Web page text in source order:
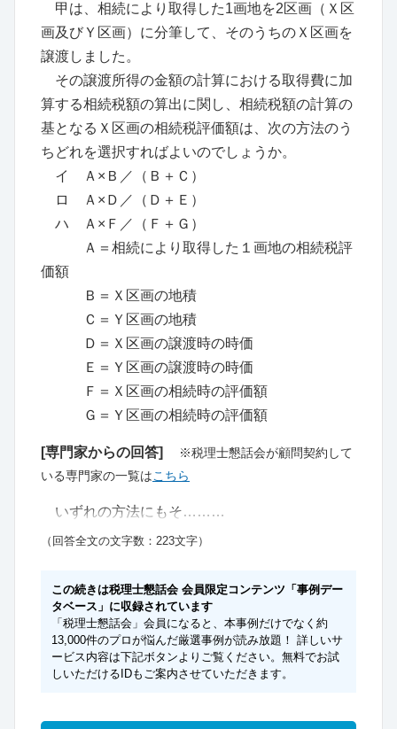
甲は、相続により取得した1画地を2区画（Ｘ区
画及びＹ区画）に分筆して、そのうちのＸ区画を
譲渡しました。
その譲渡所得の金額の計算における取得費に加
算する相続税額の算出に関し、相続税額の計算の
基となるＸ区画の相続税評価額は、次の方法のう
ちどれを選択すればよいのでしょうか。
イ Ａ×Ｂ／（Ｂ＋Ｃ）
ロ Ａ×Ｄ／（Ｄ＋Ｅ）
ハ Ａ×Ｆ／（Ｆ＋Ｇ）
Ａ＝相続により取得した１画地の相続税評
価額
Ｂ＝Ｘ区画の地積
Ｃ＝Ｙ区画の地積
Ｄ＝Ｘ区画の譲渡時の時価
Ｅ＝Ｙ区画の譲渡時の時価
Ｆ＝Ｘ区画の相続時の評価額
Ｇ＝Ｙ区画の相続時の評価額
[専門家からの回答]
※税理士懇話会が顧問契約して
いる専門家の一覧はこちら
いずれの方法にもそ………
（回答全文の文字数：223文字）
この続きは税理士懇話会 会員限定コンテンツ「事例デー
タベース」に収録されています
「税理士懇話会」会員になると、本事例だけでなく約
13,000件のプロが悩んだ厳選事例が読み放題！ 詳しいサ
ービス内容は下記ボタンよりご覧ください。無料でお試
しいただけるIDもご案内させていただきます。